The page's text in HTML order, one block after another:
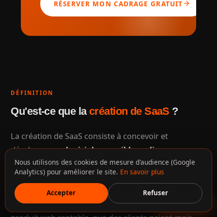
RÉSERVER MON CADRAGE GRATUITarrow_forward
DÉFINITION
Qu'est-ce que lacréation de SaaS ?
La création de SaaS consiste à concevoir et
développer unlogiciel accessible en ligne par
abonnement: comptes utilisateurs, abonnements
et paiement, tableau de bord, API et hébergement
capable de monter en charge. L'objectif est de
transformer une idée ou un besoin métier en
Nous utilisons des cookies de mesure d'audience (Google
Analytics) pour améliorer le site. En savoir plus
Accepter Refuser
Discuter